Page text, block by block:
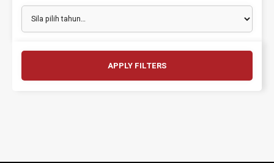
APPLY FILTERS